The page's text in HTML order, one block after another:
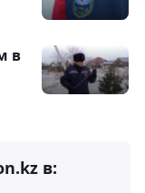
в
в: